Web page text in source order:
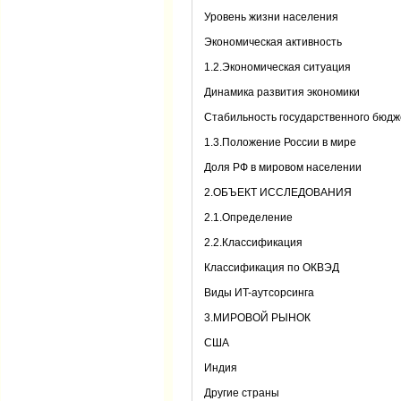
Уровень жизни населения
Экономическая активность
1.2.Экономическая ситуация
Динамика развития экономики
Стабильность государственного
1.3.Положение России в мире
Доля РФ в мировом населении
2.ОБЪЕКТ ИССЛЕДОВАНИЯ
2.1.Определение
2.2.Классификация
Классификация по ОКВЭД
Виды ИT-аутсорсинга
3.МИРОВОЙ РЫНОК
США
Индия
Другие страны